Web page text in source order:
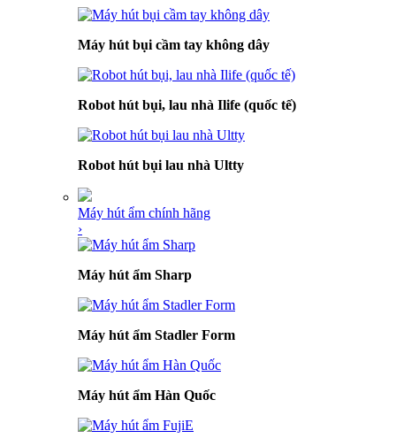
Máy hút bụi cầm tay không dây
Robot hút bụi, lau nhà Ilife (quốc tế)
Robot hút bụi lau nhà Ultty
Máy hút ẩm chính hãng
›
Máy hút ẩm Sharp
Máy hút ẩm Stadler Form
Máy hút ẩm Hàn Quốc